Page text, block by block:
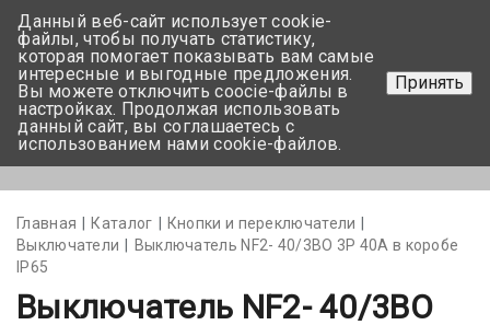
+375 17-350-99-56
+375 44-752-82-08
Задать вопрос
Главная Каталог
Кнопки и переключатели
Выключатели
Выключатель NF2- 40/3BO 3Р 40А в коробе
IP65
Выключатель NF2- 40/3BO
Данный веб-сайт использует cookie-
файлы, чтобы получать статистику,
которая помогает показывать вам самые
интересные и выгодные предложения.
Вы можете отключить coocie-файлы в
настройках. Продолжая использовать
данный сайт, вы соглашаетесь с
использованием нами cookie-файлов.
Принять